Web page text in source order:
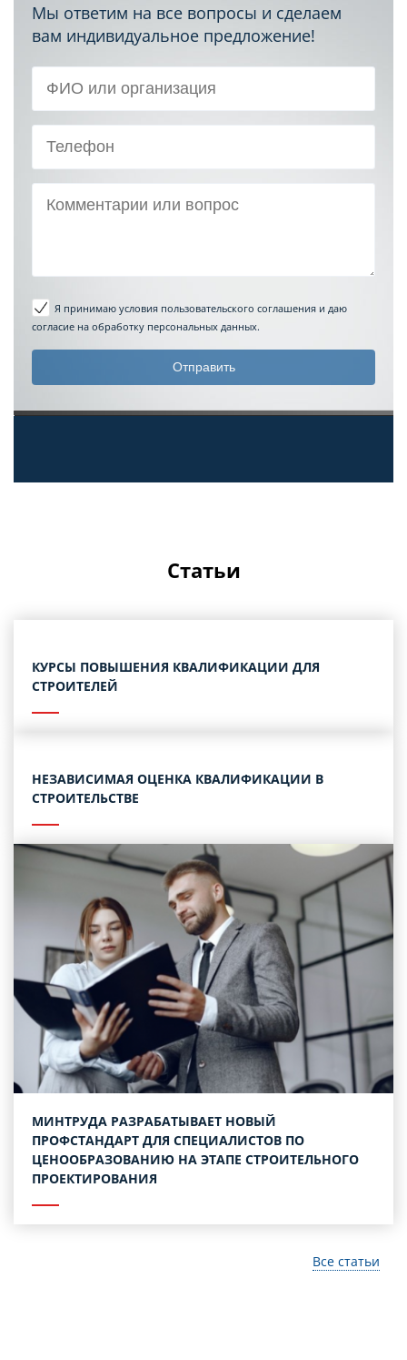
Мы ответим на все вопросы и сделаем
вам индивидуальное предложение!
Я принимаю условия пользовательского соглашения и даю
согласие на обработку персональных данных.
Статьи
КУРСЫ ПОВЫШЕНИЯ КВАЛИФИКАЦИИ ДЛЯ
СТРОИТЕЛЕЙ
НЕЗАВИСИМАЯ ОЦЕНКА КВАЛИФИКАЦИИ В
СТРОИТЕЛЬСТВЕ
МИНТРУДА РАЗРАБАТЫВАЕТ НОВЫЙ
ПРОФСТАНДАРТ ДЛЯ СПЕЦИАЛИСТОВ ПО
ЦЕНООБРАЗОВАНИЮ НА ЭТАПЕ СТРОИТЕЛЬНОГО
ПРОЕКТИРОВАНИЯ
Все статьи